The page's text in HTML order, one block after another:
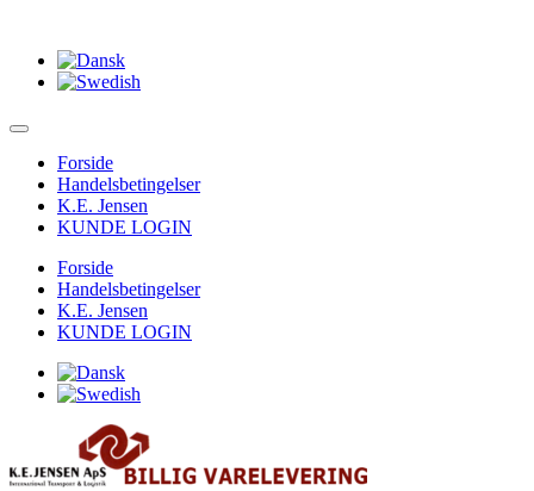
Forside
Handelsbetingelser
K.E. Jensen
KUNDE LOGIN
Forside
Handelsbetingelser
K.E. Jensen
KUNDE LOGIN